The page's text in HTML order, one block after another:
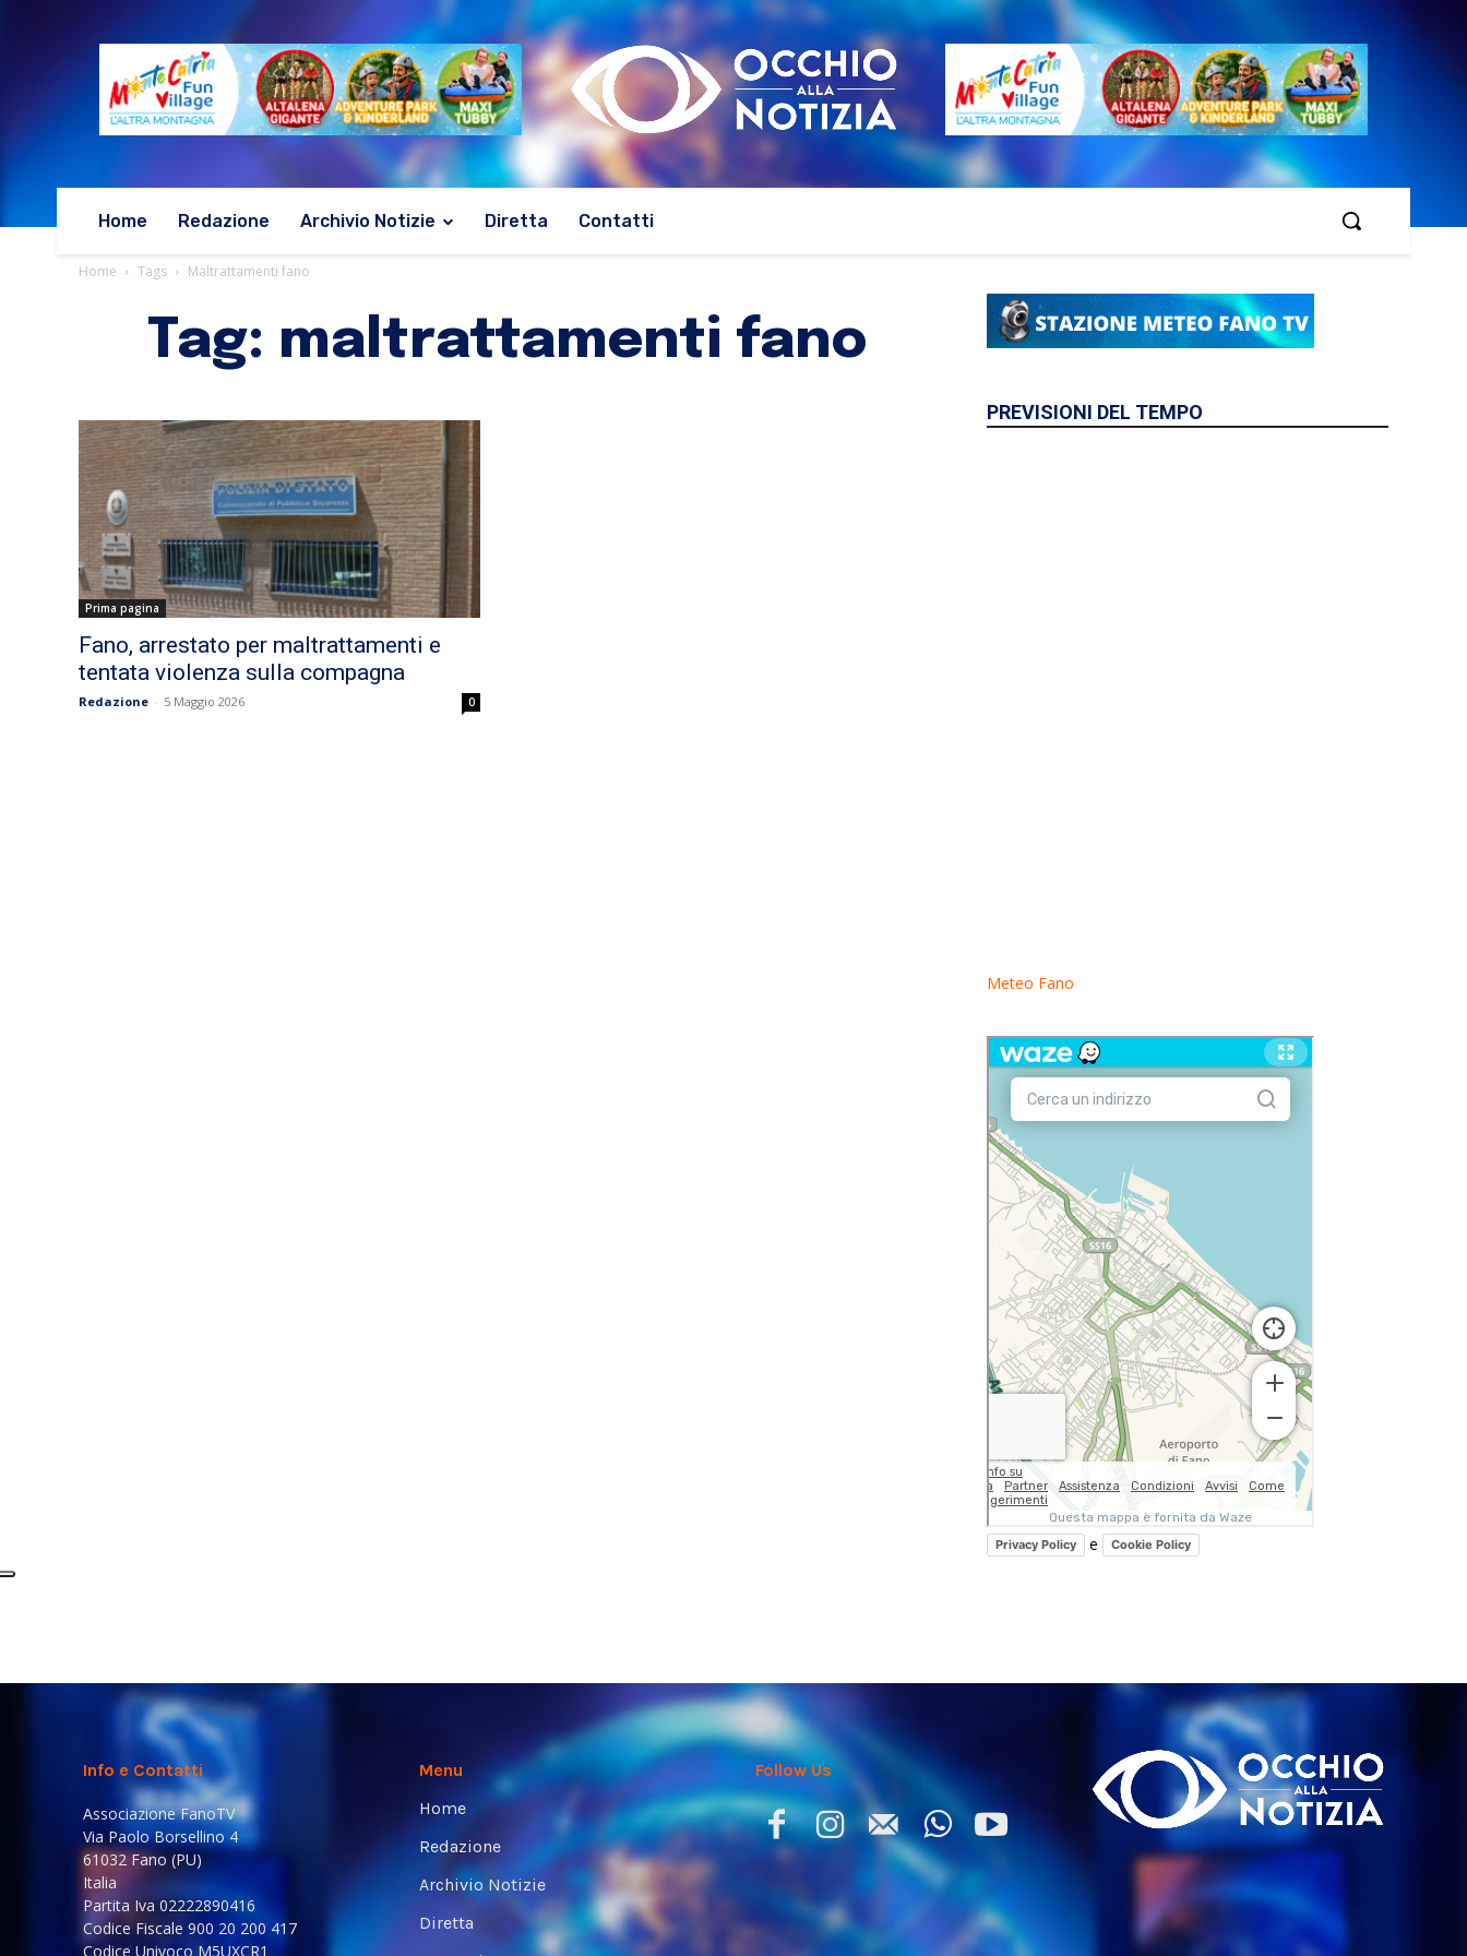
Home Redazione Archivio Notizie Diretta Contatti
Home Tags Maltrattamenti fano
Tag: maltrattamenti fano
Prima pagina
Fano, arrestato per maltrattamenti e
tentata violenza sulla compagna
Redazione - 5 Maggio 2026 0
PREVISIONI DEL TEMPO
Meteo Fano
Privacy Policy e Cookie Policy
Info e Contatti
Associazione FanoTV
Via Paolo Borsellino 4
61032 Fano (PU)
Italia
Partita Iva 02222890416
Codice Fiscale 900 20 200 417
Codice Univoco M5UXCR1
Menu
Home
Redazione
Archivio Notizie
Diretta
Follow Us